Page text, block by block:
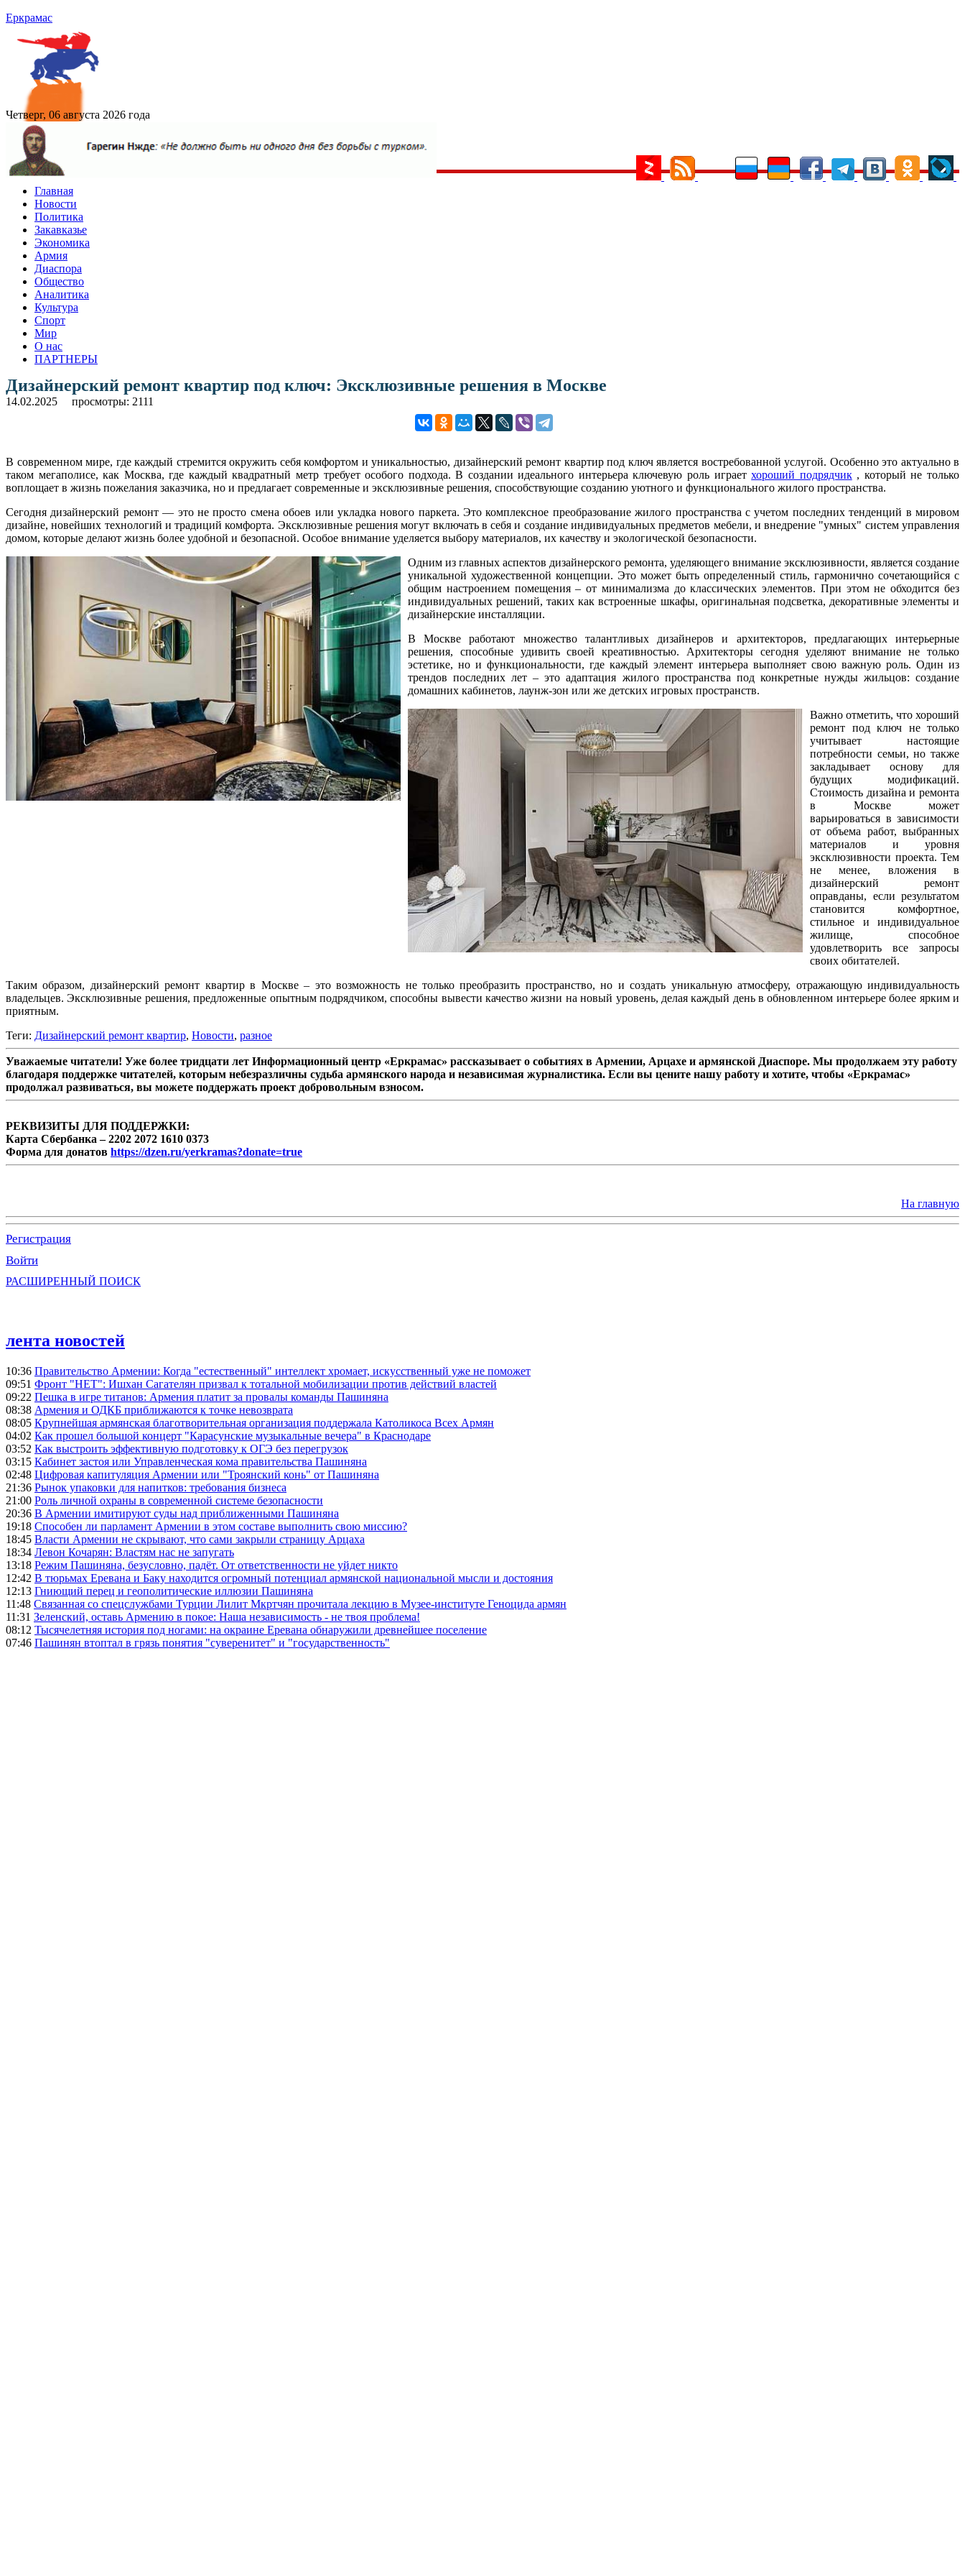
Еркрамас
Четверг, 06 августа 2026 года
Главная
Новости
Политика
Закавказье
Экономика
Армия
Диаспора
Общество
Аналитика
Культура
Спорт
Мир
О нас
ПАРТНЕРЫ
Дизайнерский ремонт квартир под ключ: Эксклюзивные решения в Москве
14.02.2025 просмотры: 2111
В современном мире, где каждый стремится окружить себя комфортом и уникальностью, дизайнерский ремонт квартир под ключ является востребованной услугой. Особенно это актуально в
таком мегаполисе, как Москва, где каждый квадратный метр требует особого подхода. В создании идеального интерьера ключевую роль играетхороший подрядчик, который не только
воплощает в жизнь пожелания заказчика, но и предлагает современные и эксклюзивные решения, способствующие созданию уютного и функционального жилого пространства.
Сегодня дизайнерский ремонт — это не просто смена обоев или укладка нового паркета. Это комплексное преобразование жилого пространства с учетом последних тенденций в мировом
дизайне, новейших технологий и традиций комфорта. Эксклюзивные решения могут включать в себя и создание индивидуальных предметов мебели, и внедрение "умных" систем управления
домом, которые делают жизнь более удобной и безопасной. Особое внимание уделяется выбору материалов, их качеству и экологической безопасности.
Одним из главных аспектов дизайнерского ремонта, уделяющего внимание эксклюзивности, является создание
уникальной художественной концепции. Это может быть определенный стиль, гармонично сочетающийся с
общим настроением помещения – от минимализма до классических элементов. При этом не обходится без
индивидуальных решений, таких как встроенные шкафы, оригинальная подсветка, декоративные элементы и
дизайнерские инсталляции.
В Москве работают множество талантливых дизайнеров и архитекторов, предлагающих интерьерные
решения, способные удивить своей креативностью. Архитекторы сегодня уделяют внимание не только
эстетике, но и функциональности, где каждый элемент интерьера выполняет свою важную роль. Один из
трендов последних лет – это адаптация жилого пространства под конкретные нужды жильцов: создание
домашних кабинетов, лаунж-зон или же детских игровых пространств.
Важно отметить, что хороший
ремонт под ключ не только
учитывает настоящие
потребности семьи, но также
закладывает основу для
будущих модификаций.
Стоимость дизайна и ремонта
в Москве может
варьироваться в зависимости
от объема работ, выбранных
материалов и уровня
эксклюзивности проекта. Тем
не менее, вложения в
дизайнерский ремонт
оправданы, если результатом
становится комфортное,
стильное и индивидуальное
жилище, способное
удовлетворить все запросы
своих обитателей.
Таким образом, дизайнерский ремонт квартир в Москве – это возможность не только преобразить пространство, но и создать уникальную атмосферу, отражающую индивидуальность
владельцев. Эксклюзивные решения, предложенные опытным подрядчиком, способны вывести качество жизни на новый уровень, делая каждый день в обновленном интерьере более ярким и
приятным.
Теги: Дизайнерский ремонт квартир, Новости, разное
Уважаемые читатели! Уже более тридцати лет Информационный центр «Еркрамас» рассказывает о событиях в Армении, Арцахе и армянской Диаспоре. Мы продолжаем эту работу
благодаря поддержке читателей, которым небезразличны судьба армянского народа и независимая журналистика. Если вы цените нашу работу и хотите, чтобы «Еркрамас»
продолжал развиваться, вы можете поддержать проект добровольным взносом.
РЕКВИЗИТЫ ДЛЯ ПОДДЕРЖКИ:
Карта Сбербанка – 2202 2072 1610 0373
Форма для донатов https://dzen.ru/yerkramas?donate=true
На главную
Регистрация
Войти
РАСШИРЕННЫЙ ПОИСК
лента новостей
10:36 Правительство Армении: Когда "естественный" интеллект хромает, искусственный уже не поможет
09:51 Фронт "НЕТ": Ишхан Сагателян призвал к тотальной мобилизации против действий властей
09:22 Пешка в игре титанов: Армения платит за провалы команды Пашиняна
08:38 Армения и ОДКБ приближаются к точке невозврата
08:05 Крупнейшая армянская благотворительная организация поддержала Католикоса Всех Армян
04:02 Как прошел большой концерт "Карасунские музыкальные вечера" в Краснодаре
03:52 Как выстроить эффективную подготовку к ОГЭ без перегрузок
03:15 Кабинет застоя или Управленческая кома правительства Пашиняна
02:48 Цифровая капитуляция Армении или "Троянский конь" от Пашиняна
21:36 Рынок упаковки для напитков: требования бизнеса
21:00 Роль личной охраны в современной системе безопасности
20:36 В Армении имитируют суды над приближенными Пашиняна
19:18 Способен ли парламент Армении в этом составе выполнить свою миссию?
18:45 Власти Армении не скрывают, что сами закрыли страницу Арцаха
18:34 Левон Кочарян: Властям нас не запугать
13:18 Режим Пашиняна, безусловно, падёт. От ответственности не уйдет никто
12:42 В тюрьмах Еревана и Баку находится огромный потенциал армянской национальной мысли и достояния
12:13 Гниющий перец и геополитические иллюзии Пашиняна
11:48 Связанная со спецслужбами Турции Лилит Мкртчян прочитала лекцию в Музее-институте Геноцида армян
11:31 Зеленский, оставь Армению в покое: Наша независимость - не твоя проблема!
08:12 Тысячелетняя история под ногами: на окраине Еревана обнаружили древнейшее поселение
07:46 Пашинян втоптал в грязь понятия "суверенитет" и "государственность"